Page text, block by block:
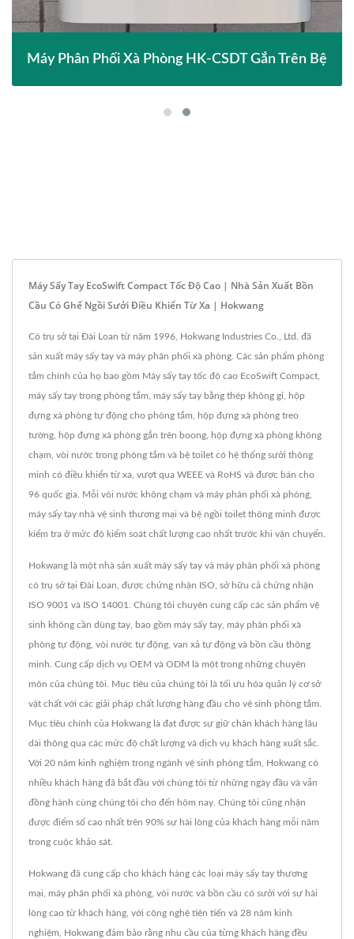
Máy Phân Phối Xà Phòng HK-CSDT Gắn Trên Bệ
Máy Sấy Tay EcoSwift Compact Tốc Độ Cao | Nhà Sản Xuất Bồn
Cầu Có Ghế Ngồi Sưởi Điều Khiển Từ Xa | Hokwang
Có trụ sở tại Đài Loan từ năm 1996, Hokwang Industries Co., Ltd. đã
sản xuất máy sấy tay và máy phân phối xà phòng. Các sản phẩm phòng
tắm chính của họ bao gồm Máy sấy tay tốc độ cao EcoSwift Compact,
máy sấy tay trong phòng tắm, máy sấy tay bằng thép không gỉ, hộp
đựng xà phòng tự động cho phòng tắm, hộp đựng xà phòng treo
tường, hộp đựng xà phòng gắn trên boong, hộp đựng xà phòng không
chạm, vòi nước trong phòng tắm và bệ toilet có hệ thống sưởi thông
minh có điều khiển từ xa, vượt qua WEEE và RoHS và được bán cho
96 quốc gia. Mỗi vòi nước không chạm và máy phân phối xà phòng,
máy sấy tay nhà vệ sinh thương mại và bệ ngồi toilet thông minh được
kiểm tra ở mức độ kiểm soát chất lượng cao nhất trước khi vận chuyển.
Hokwang là một nhà sản xuất máy sấy tay và máy phân phối xà phòng
có trụ sở tại Đài Loan, được chứng nhận ISO, sở hữu cả chứng nhận
ISO 9001 và ISO 14001. Chúng tôi chuyên cung cấp các sản phẩm vệ
sinh không cần dùng tay, bao gồm máy sấy tay, máy phân phối xà
phòng tự động, vòi nước tự động, van xả tự động và bồn cầu thông
minh. Cung cấp dịch vụ OEM và ODM là một trong những chuyên
môn của chúng tôi. Mục tiêu của chúng tôi là tối ưu hóa quản lý cơ sở
vật chất với các giải pháp chất lượng hàng đầu cho vệ sinh phòng tắm.
Mục tiêu chính của Hokwang là đạt được sự giữ chân khách hàng lâu
dài thông qua các mức độ chất lượng và dịch vụ khách hàng xuất sắc.
Với 20 năm kinh nghiệm trong ngành vệ sinh phòng tắm, Hokwang có
nhiều khách hàng đã bắt đầu với chúng tôi từ những ngày đầu và vẫn
đồng hành cùng chúng tôi cho đến hôm nay. Chúng tôi cũng nhận
được điểm số cao nhất trên 90% sự hài lòng của khách hàng mỗi năm
trong cuộc khảo sát.
Hokwang đã cung cấp cho khách hàng các loại máy sấy tay thương
mại, máy phân phối xà phòng, vòi nước và bồn cầu có sưởi với sự hài
lòng cao từ khách hàng, với công nghệ tiên tiến và 28 năm kinh
nghiệm, Hokwang đảm bảo rằng nhu cầu của từng khách hàng đều